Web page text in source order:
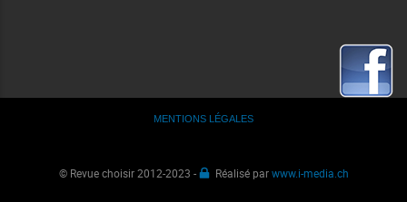
MENTIONS LÉGALES
© Revue choisir 2012-2023 - Réalisé parwww.i-media.ch